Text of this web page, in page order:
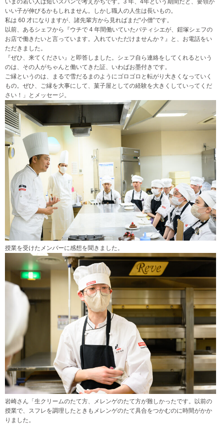
いまの若い人は短いスパンで考えがちです。3 年、4年という期間だと、要領が
いい子が伸びるかもしれません。しかし職人の人生は長いもの。
私は 60 才になりますが、諸先輩方から見ればまだ“小僧”です。
以前、あるシェフから『ウチで 4 年間働いていたパティシエが、鎧塚シェフの
お店で働きたいと言っています。入れていただけませんか？』と、お電話をい
ただきました。
『ぜひ、来てください』と即答しました。シェフ自ら連絡をしてくれるという
のは、その人がちゃんと働いてきた証、いわばお墨付きです。
ご縁というのは、まるで雪だるまのようにゴロゴロと転がり大きくなっていく
もの。ぜひ、ご縁を大事にして、菓子屋としての経験を大きくしていってくだ
さい！」とメッセージ。
授業を受けたメンバーに感想を聞きました。
岩崎さん「生クリームのたて方、メレンゲのたて方が難しかったです。以前の
授業で、スフレを調理したときもメレンゲのたて具合をつかむのに時間がかか
りました。